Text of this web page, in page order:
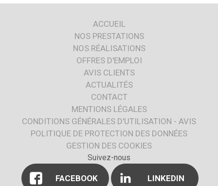
ACCUEIL
NOS PRESTATIONS
NOS RÉALISATIONS
OFFRES D'EMPLOI
AVIS CLIENTS
ACTUALITÉS
CONTACT
MENTIONS LÉGALES
CONDITIONS GÉNÉRALES D'UTILISATION - AVIS
POLITIQUE DE PROTECTION DES DONNÉES
GESTION DES COOKIES
Suivez-nous
FACEBOOK LINKEDIN